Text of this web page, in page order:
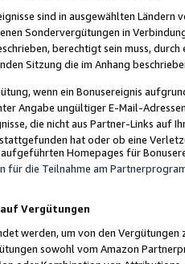
sind in ausgewählten Ländern
Sondervergütungen in
berechtigt sein muss,
Sitzung die im Anhang
wenn ein Bonusereignis
Angabe ungültiger E-Mail-
die nicht aus Partner-Links auf
hat oder ob eine
Homepages für
für die Teilnahme am
Vergütungen
werden, um von den
sowohl vom Amazon